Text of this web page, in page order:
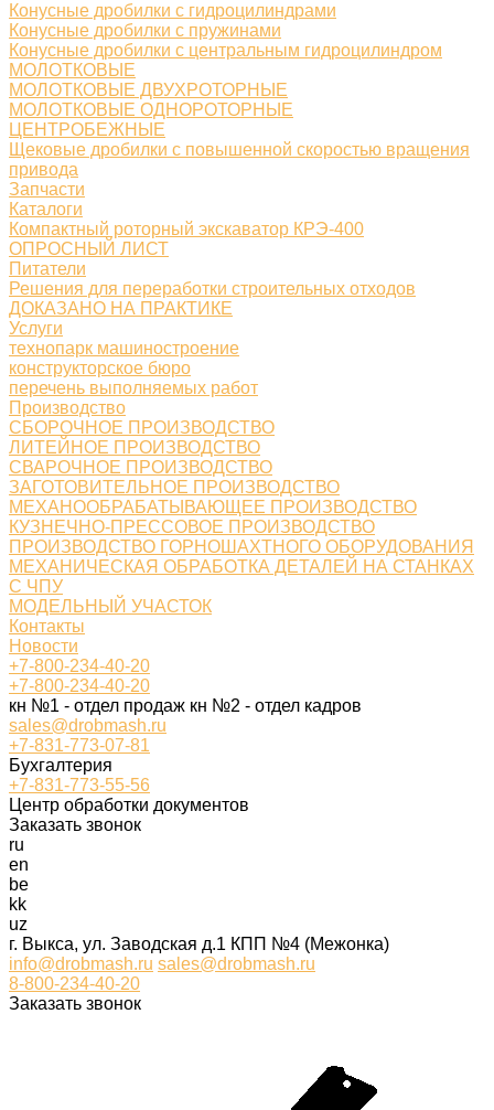
Конусные дробилки с гидроцилиндрами
Конусные дробилки с пружинами
Конусные дробилки с центральным гидроцилиндром
МОЛОТКОВЫЕ
МОЛОТКОВЫЕ ДВУХРОТОРНЫЕ
МОЛОТКОВЫЕ ОДНОРОТОРНЫЕ
ЦЕНТРОБЕЖНЫЕ
Щековые дробилки с повышенной скоростью вращения
привода
Запчасти
Каталоги
Компактный роторный экскаватор КРЭ-400
ОПРОСНЫЙ ЛИСТ
Питатели
Решения для переработки строительных отходов
ДОКАЗАНО НА ПРАКТИКЕ
Услуги
технопарк машиностроение
конструкторское бюро
перечень выполняемых работ
Производство
СБОРОЧНОЕ ПРОИЗВОДСТВО
ЛИТЕЙНОЕ ПРОИЗВОДСТВО
СВАРОЧНОЕ ПРОИЗВОДСТВО
ЗАГОТОВИТЕЛЬНОЕ ПРОИЗВОДСТВО
МЕХАНООБРАБАТЫВАЮЩЕЕ ПРОИЗВОДСТВО
КУЗНЕЧНО-ПРЕССОВОЕ ПРОИЗВОДСТВО
ПРОИЗВОДСТВО ГОРНОШАХТНОГО ОБОРУДОВАНИЯ
МЕХАНИЧЕСКАЯ ОБРАБОТКА ДЕТАЛЕЙ НА СТАНКАХ
С ЧПУ
МОДЕЛЬНЫЙ УЧАСТОК
Контакты
Новости
+7-800-234-40-20
+7-800-234-40-20
кн №1 - отдел продаж кн №2 - отдел кадров
sales@drobmash.ru
+7-831-773-07-81
Бухгалтерия
+7-831-773-55-56
Центр обработки документов
Заказать звонок
ru
en
be
kk
uz
г. Выкса, ул. Заводская д.1 КПП №4 (Межонка)
info@drobmash.ru sales@drobmash.ru
8-800-234-40-20
Заказать звонок